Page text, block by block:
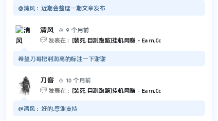
@清风：近期会整理一期文章发布
清风 
9 个月前
 发表在： [装死,目测跑路]挂机网赚 - Earn.Cc
希望刀哥把利润高的标注一下谢谢
刀客 
10 个月前
 发表在： [装死,目测跑路]挂机网赚 - Earn.Cc
@清风：好的.感谢支持